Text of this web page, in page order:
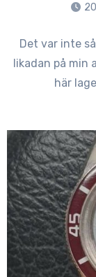
Det var inte
likadan på min
här